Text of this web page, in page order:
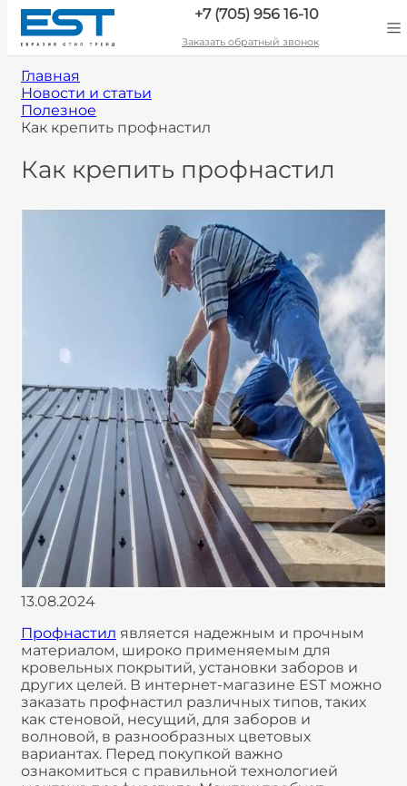
+7 (705) 956 16-10
Заказать обратный звонок
Главная
Новости и статьи
Полезное
Как крепить профнастил
Как крепить профнастил
13.08.2024
Профнастил является надежным и прочным
материалом, широко применяемым для
кровельных покрытий, установки заборов и
других целей. В интернет-магазине EST можно
заказать профнастил различных типов, таких
как стеновой, несущий, для заборов и
волновой, в разнообразных цветовых
вариантах. Перед покупкой важно
ознакомиться с правильной технологией